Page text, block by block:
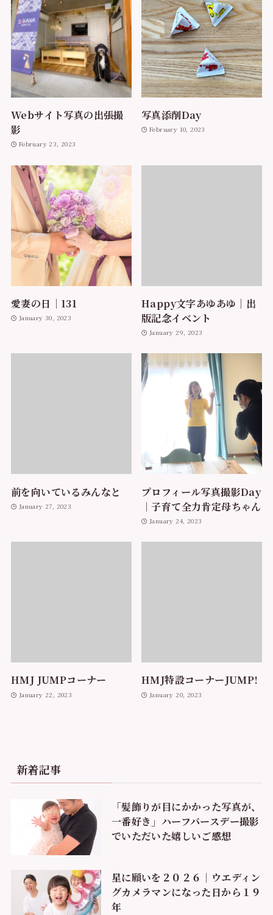
Webサイト写真の出張撮
影
February 23, 2023
写真添削Day
February 10, 2023
愛妻の日｜131
January 30, 2023
Happy文字あゆあゆ｜出
版記念イベント
January 29, 2023
前を向いているみんなと
January 27, 2023
プロフィール写真撮影Day
｜子育て全力肯定母ちゃん
January 24, 2023
HMJ JUMPコーナー
January 22, 2023
HMJ特設コーナーJUMP!
January 20, 2023
新着記事
「髪飾りが目にかかった写真が、
一番好き」ハーフバースデー撮影
でいただいた嬉しいご感想
星に願いを２０２６｜ウエディン
グカメラマンになった日から１９
年